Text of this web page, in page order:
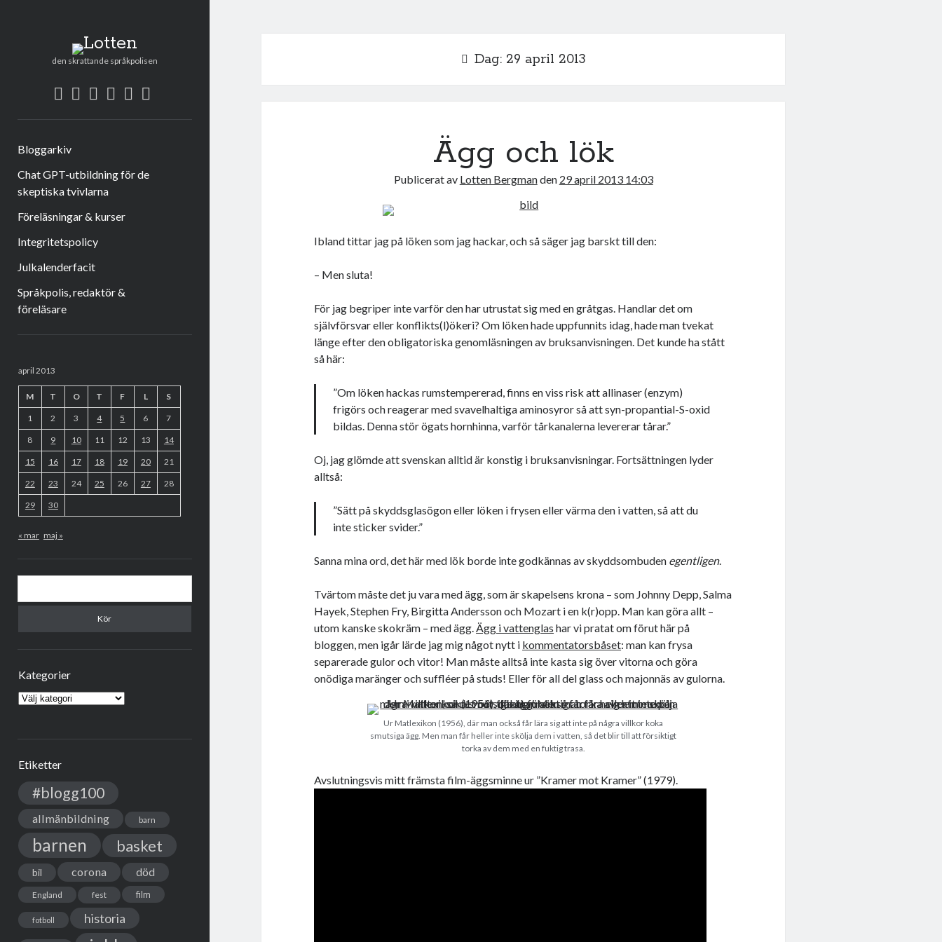
Lotten
den skrattande språkpolisen
twitter
facebook
instagram
linkedin
rss
Bloggarkiv
Chat GPT-utbildning för de
skeptiska tvivlarna
Föreläsningar & kurser
Integritetspolicy
Julkalenderfacit
Språkpolis, redaktör &
föreläsare
april 2013
M T O T F L S
1 2 3 4 5 6 7
8 9 10 11 12 13 14
15 16 17 18 19 20 21
22 23 24 25 26 27 28
29 30
« mar maj »
Kategorier
Kategorier
Etiketter
#blogg100
allmänbildning barn
barnen basket
bil corona död
England fest film
fotboll historia
Dag: 29 april 2013
Ägg och lök
Publicerat av Lotten Bergmanden 29 april 2013 14:03
Ibland tittar jag på löken som jag hackar, och så säger jag barskt till den:
– Men sluta!
För jag begriper inte varför den har utrustat sig med en gråtgas. Handlar det om
självförsvar eller konflikts(l)ökeri? Om löken hade uppfunnits idag, hade man tvekat
länge efter den obligatoriska genomläsningen av bruksanvisningen. Det kunde ha stått
så här:
”Om löken hackas rumstempererad, finns en viss risk att allinaser (enzym)
frigörs och reagerar med svavelhaltiga aminosyror så att syn-propantial-S-oxid
bildas. Denna stör ögats hornhinna, varför tårkanalerna levererar tårar.”
Oj, jag glömde att svenskan alltid är konstig i bruksanvisningar. Fortsättningen lyder
alltså:
”Sätt på skyddsglasögon eller löken i frysen eller värma den i vatten, så att du
inte sticker svider.”
Sanna mina ord, det här med lök borde inte godkännas av skyddsombuden egentligen.
Tvärtom måste det ju vara med ägg, som är skapelsens krona – som Johnny Depp, Salma
Hayek, Stephen Fry, Birgitta Andersson och Mozart i en k(r)opp. Man kan göra allt –
utom kanske skokräm – med ägg.Ägg i vattenglas har vi pratat om förut här på
bloggen, men igår lärde jag mig något nytt i kommentatorsbåset: man kan frysa
separerade gulor och vitor! Man måste alltså inte kasta sig över vitorna och göra
onödiga maränger och suffléer på studs! Eller för all del glass och majonnäs av gulorna.
Ur Matlexikon (1956), där man också får lära sig att inte på några villkor koka
smutsiga ägg. Men man får heller inte skölja dem i vatten, så det blir till att försiktigt
torka av dem med en fuktig trasa.
Avslutningsvis mitt främsta film-äggsminne ur ”Kramer mot Kramer” (1979).